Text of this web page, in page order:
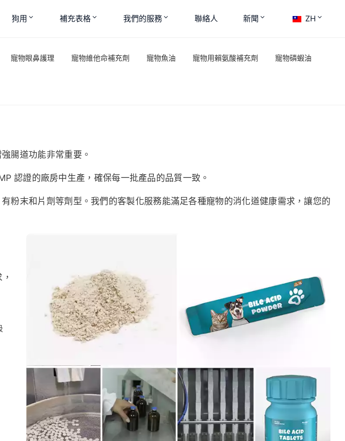
狗用 補充表格 我們的服務 聯絡人 新聞 ZH
寵物眼鼻護理 寵物維他命補充劑 寵物魚油 寵物用賴氨酸補充劑 寵物磷蝦油
腸道功能非常重要。
認證的廠房中生產，確保每一批產品的品質一致。
粉末和片劑等劑型。我們的客製化服務能滿足各種寵物的消化道健康需求，讓您的